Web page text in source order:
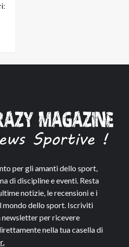
per gli amanti dello sport,
di discipline e eventi. Resta
notizie, le recensioni e i
mondo dello sport. Iscriviti
per ricevere
nella tua casella di